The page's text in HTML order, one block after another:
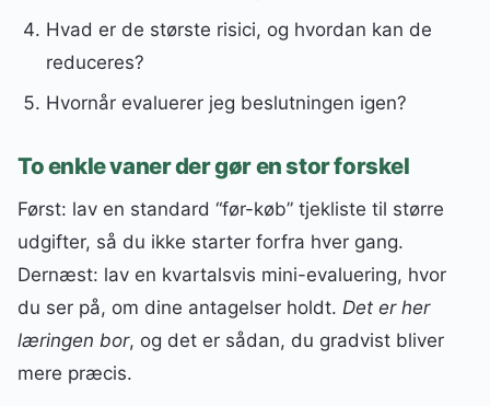
Hvad er de største risici, og hvordan kan de
reduceres?
Hvornår evaluerer jeg beslutningen igen?
To enkle vaner der gør en stor forskel
Først: lav en standard “før-køb” tjekliste til større
udgifter, så du ikke starter forfra hver gang.
Dernæst: lav en kvartalsvis mini-evaluering, hvor
du ser på, om dine antagelser holdt. Det er her
læringen bor, og det er sådan, du gradvist bliver
mere præcis.